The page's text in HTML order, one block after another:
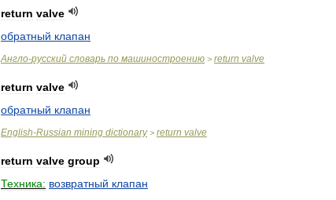
return valve
обратный клапан
Англо-русский словарь по машиностроению > return valve
return valve
обратный клапан
English-Russian mining dictionary> return valve
return valve group
Техника: возвратный клапан